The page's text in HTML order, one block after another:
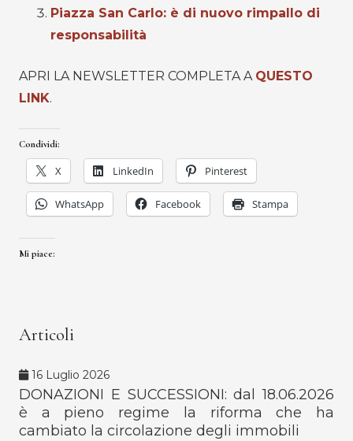
Piazza San Carlo: è di nuovo rimpallo di
responsabilità
APRI LA NEWSLETTER COMPLETA A QUESTO
LINK.
Condividi:
X LinkedIn Pinterest
WhatsApp Facebook Stampa
Mi piace:
Articoli
16 Luglio 2026
DONAZIONI E SUCCESSIONI: dal 18.06.2026
è a pieno regime la riforma che ha
cambiato la circolazione degli immobili